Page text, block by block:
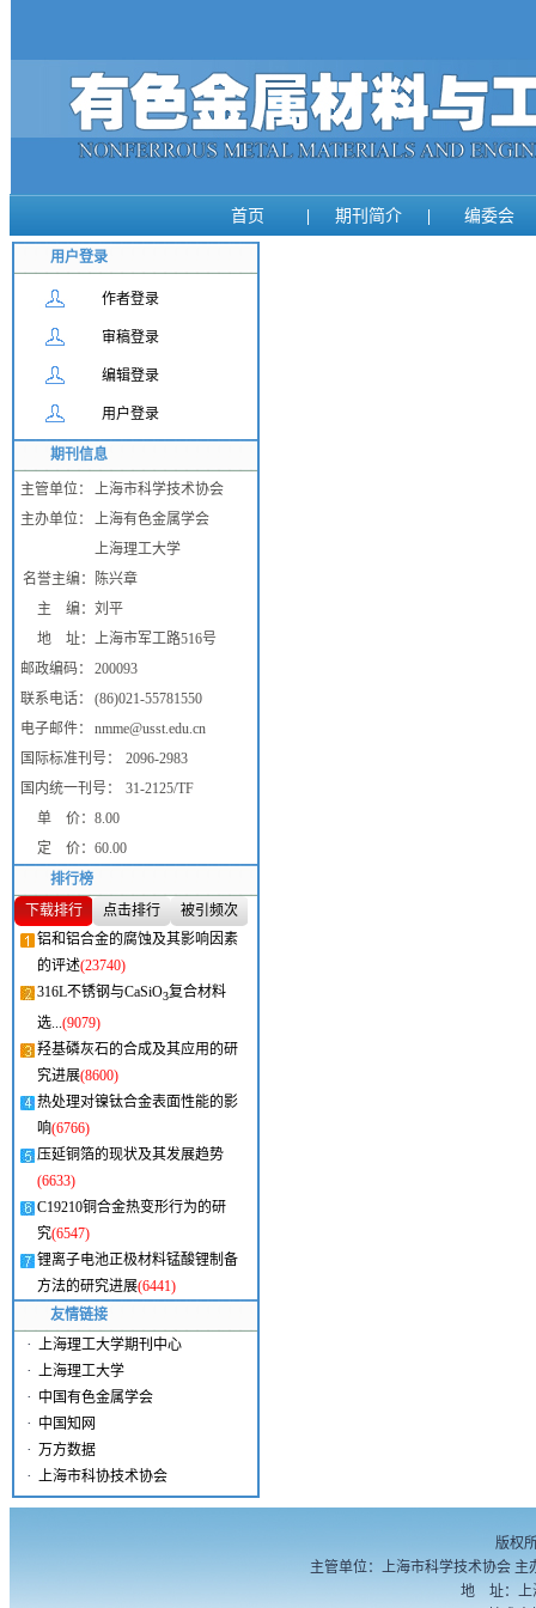
首页 期刊简介 编委会
用户登录
作者登录
审稿登录
编辑登录
用户登录
期刊信息
主管单位：
上海市科学技术协会
主办单位：
上海有色金属学会
上海理工大学
名誉主编：
陈兴章
主 编： 刘平
地 址： 上海市军工路516号
邮政编码：
200093
联系电话：
(86)021-55781550
电子邮件：
nmme@usst.edu.cn
国际标准刊号：
2096-2983
国内统一刊号：
31-2125/TF
单 价： 8.00
定 价： 60.00
排行榜
下载排行
点击排行
被引频次
铝和铝合金的腐蚀及其影响因素
的评述(23740)
316L不锈钢与CaSiO3复合材料
选...(9079)
羟基磷灰石的合成及其应用的研
究进展(8600)
热处理对镍钛合金表面性能的影
响(6766)
压延铜箔的现状及其发展趋势
(6633)
C19210铜合金热变形行为的研
究(6547)
锂离子电池正极材料锰酸锂制备
方法的研究进展(6441)
友情链接
· 上海理工大学期刊中心
· 上海理工大学
· 中国有色金属学会
· 中国知网
· 万方数据
· 上海市科协技术协会
版权
主管单位：上海市科学技术协会
地 址：上